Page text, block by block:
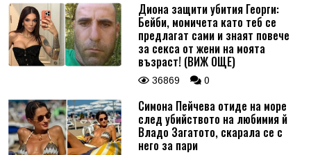
Диона защити убития Георги:
Бейби, момичета като теб се
предлагат сами и знаят повече
за секса от жени на моята
възраст! (ВИЖ ОЩЕ)
36869 0
Симона Пейчева отиде на море
след убийството на любимия й
Владо Загатото, скарала се с
него за пари